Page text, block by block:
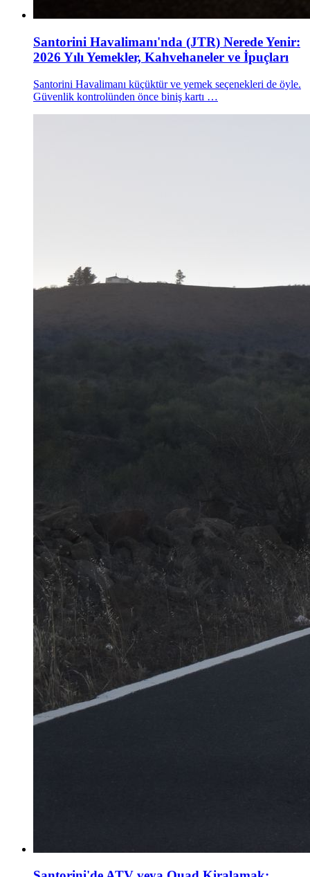
Santorini Havalimanı'nda (JTR) Nerede Yenir:
2026 Yılı Yemekler, Kahvehaneler ve İpuçları
Santorini Havalimanı küçüktür ve yemek seçenekleri de öyle.
Güvenlik kontrolünden önce biniş kartı …